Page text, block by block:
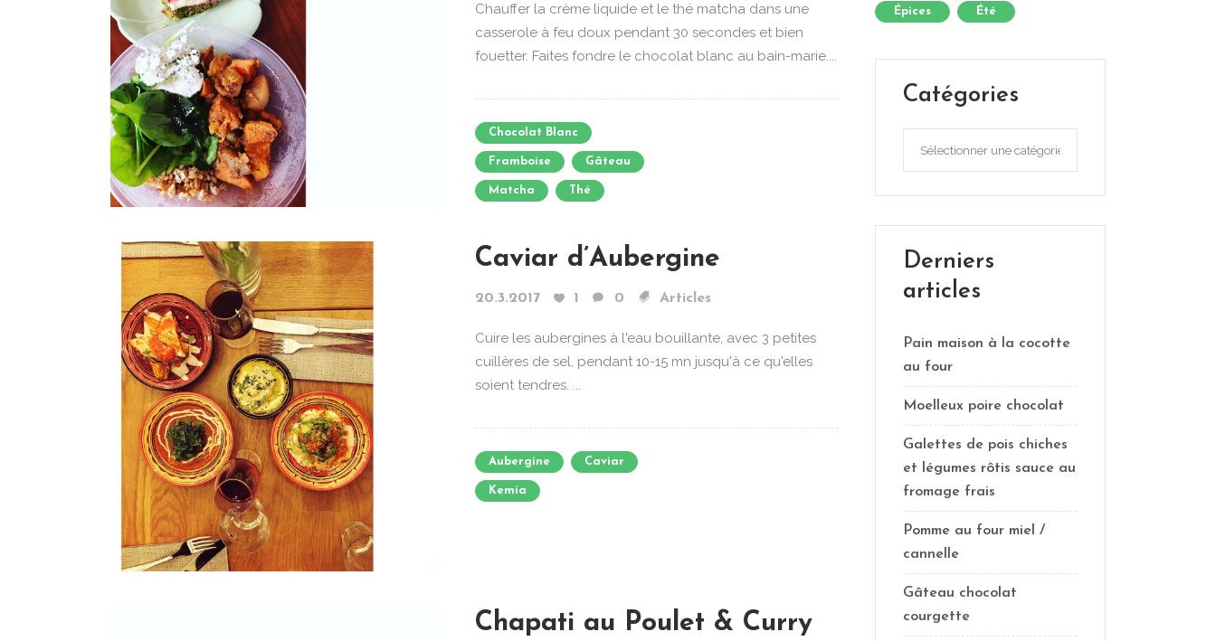
Chauffer la crème liquide et le thé matcha dans une
casserole à feu doux pendant 30 secondes et bien
fouetter. Faites fondre le chocolat blanc au bain-marie....
Chocolat Blanc
Framboise Gâteau
Matcha Thé
Caviar d’Aubergine
20.3.2017 1 0 Articles
Cuire les aubergines à l'eau bouillante, avec 3 petites
cuillères de sel, pendant 10-15 mn jusqu'à ce qu'elles
soient tendres. ...
Aubergine Caviar
Kemia
Chapati au Poulet & Curry
Épices Été
Catégories
Derniers
articles
Pain maison à la cocotte
au four
Moelleux poire chocolat
Galettes de pois chiches
et légumes rôtis sauce au
fromage frais
Pomme au four miel /
cannelle
Gâteau chocolat
courgette